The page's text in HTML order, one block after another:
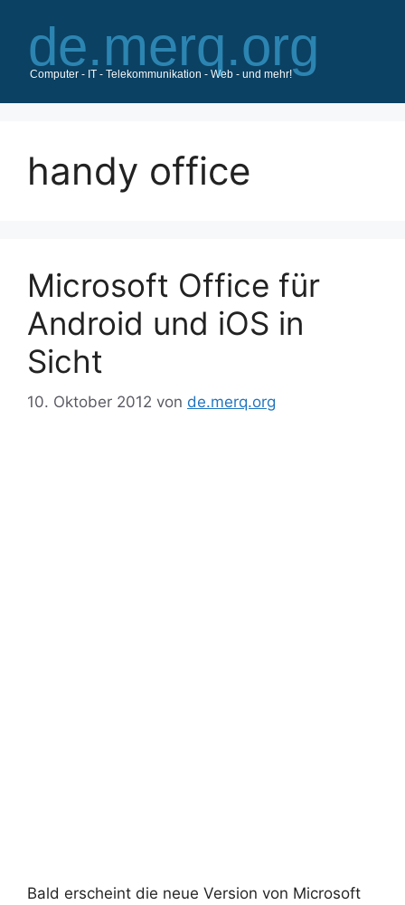
Inhalt
springen
handy office
Microsoft Office für
Android und iOS in
Sicht
10. Oktober 2012 von de.merq.org
Bald erscheint die neue Version von Microsoft